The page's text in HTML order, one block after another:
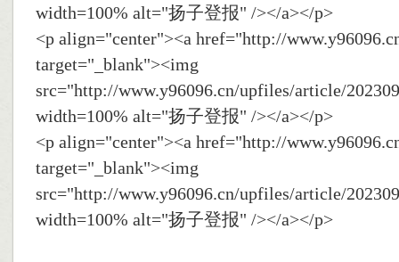
width=100% alt="扬子登报" /></a></p>
<p align="center"><a href="http://
target="_blank"><img
src="http://www.y96096.cn/upfiles/article/
width=100% alt="扬子登报" /></a></p>
<p align="center"><a href="http://
target="_blank"><img
src="http://www.y96096.cn/upfiles/article/
width=100% alt="扬子登报" /></a></p>